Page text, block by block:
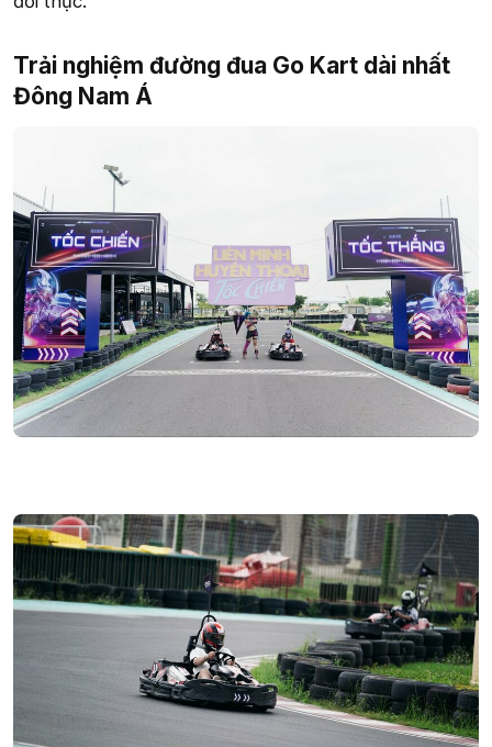
Trải nghiệm đường đua Go Kart dài nhất
Đông Nam Á​